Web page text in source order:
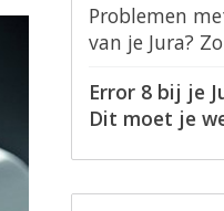
Problemen
van je Jura?
Error 8 bij je
Dit moet je